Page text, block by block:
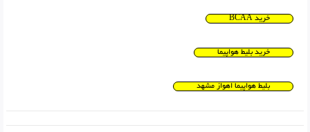
خرید BCAA
خرید بلیط هواپیما
بلیط هواپیما اهواز مشهد